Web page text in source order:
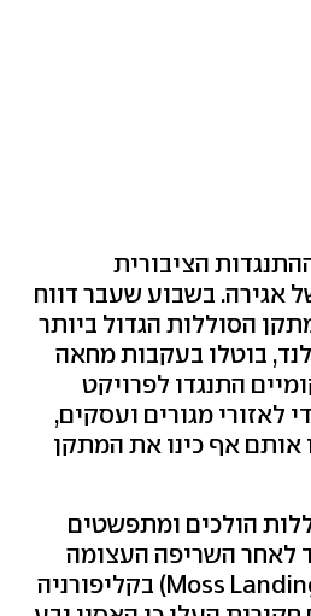
הציבורית
אגירה. בשבוע שעבר דווח
הסוללות הגדול ביותר
בוטלו בעקבות מחאה
התנגדו לפרויקט
לאזורי מגורים ועסקים,
אותם אף כינו את המתקן
הולכים ומתפשטים
לאחר השריפה העצומה
Moss) בקליפורניה